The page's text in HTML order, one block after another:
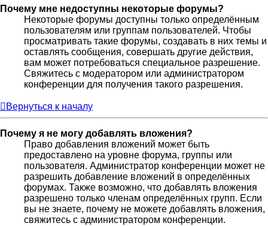
Почему мне недоступны некоторые форумы?
Некоторые форумы доступны только определённым
пользователям или группам пользователей. Чтобы
просматривать такие форумы, создавать в них темы и
оставлять сообщения, совершать другие действия,
вам может потребоваться специальное разрешение.
Свяжитесь с модератором или администратором
конференции для получения такого разрешения.
Вернуться к началу
Почему я не могу добавлять вложения?
Право добавления вложений может быть
предоставлено на уровне форума, группы или
пользователя. Администратор конференции может не
разрешить добавление вложений в определённых
форумах. Также возможно, что добавлять вложения
разрешено только членам определённых групп. Если
вы не знаете, почему не можете добавлять вложения,
свяжитесь с администратором конференции.